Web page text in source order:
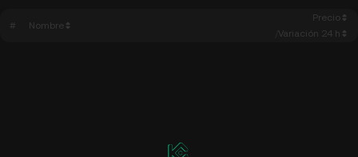
# Nombre
Precio
Variación 24 h